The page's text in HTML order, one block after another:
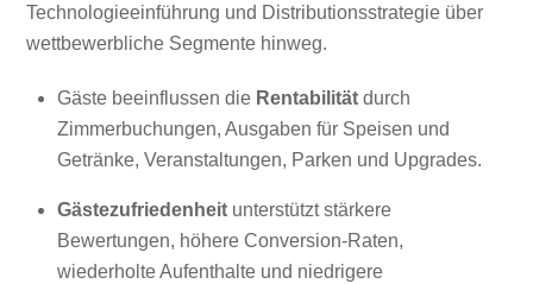
Technologieeinführung und Distributionsstrategie über
wettbewerbliche Segmente hinweg.
Gäste beeinflussen die Rentabilität durch
Zimmerbuchungen, Ausgaben für Speisen und
Getränke, Veranstaltungen, Parken und Upgrades.
Gästezufriedenheit unterstützt stärkere
Bewertungen, höhere Conversion-Raten,
wiederholte Aufenthalte und niedrigere